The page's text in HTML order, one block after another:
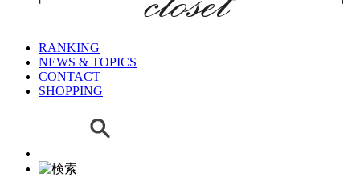
RANKING
NEWS & TOPICS
CONTACT
SHOPPING